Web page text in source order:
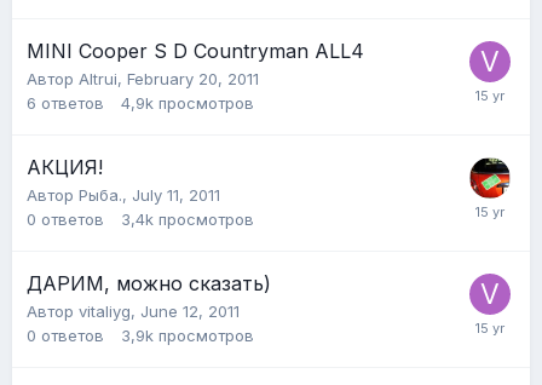
MINI Cooper S D Countryman ALL4
Автор Altrui, February 20, 2011
6 ответов 4,9k просмотров
АКЦИЯ!
Автор Рыба., July 11, 2011
0 ответов 3,4k просмотров
ДАРИМ, можно сказать)
Автор vitaliyg, June 12, 2011
0 ответов 3,9k просмотров